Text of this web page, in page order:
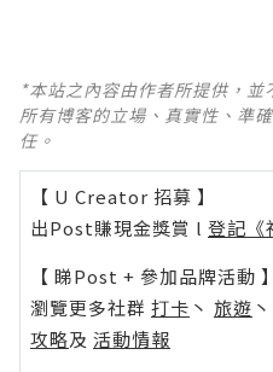
*本站之內容由作者所提供，
所有博客的立場、真實性、準
任。
【 U Creator 招募 】
出Post賺現金獎賞 l 登記《
【 睇Post + 參加品牌活動 】
瀏覽更多社群 打卡 丶 旅遊 丶
攻略及 活動情報